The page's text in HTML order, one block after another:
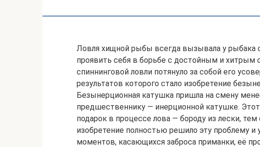
Ловля хищной рыбы всегда вызывала у рыбака
проявить себя в борьбе с достойным и хитрым
спиннинговой ловли потянуло за собой его
результатов которого стало изобретение
Безынерционная катушка пришла на смену
предшественнику — инерционной катушке.
подарок в процессе лова — бороду из лески,
изобретение полностью решило эту проблему
моментов, касающихся заброса приманки, её